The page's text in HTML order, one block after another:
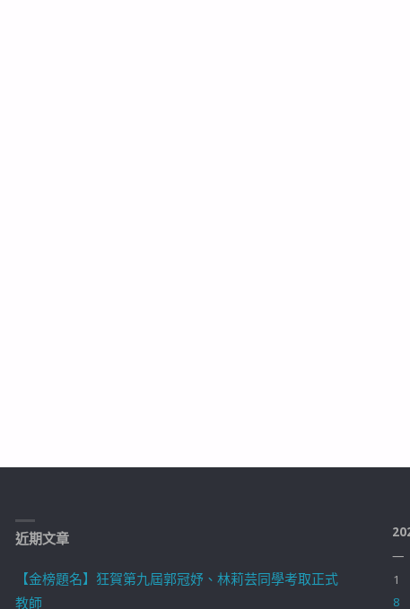
近期文章
【金榜題名】狂賀第九屆郭冠妤、林莉芸同學考取正式
教師
一
1
8